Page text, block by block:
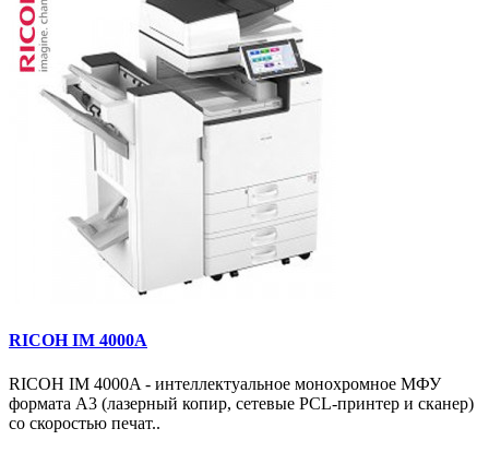
RICOH IM 4000A
RICOH IM 4000A - интеллектуальное монохромное МФУ
формата А3 (лазерный копир, сетевые PCL-принтер и сканер)
со скоростью печат..